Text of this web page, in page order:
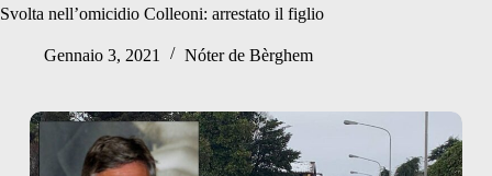
Svolta nell’omicidio Colleoni: arrestato il figlio
Gennaio 3, 2021 Nóter de Bèrghem